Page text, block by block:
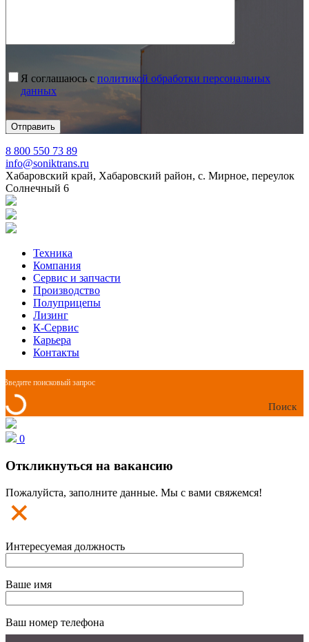
Я соглашаюсь с политикой обработки персональных
данных
8 800 550 73 89
info@soniktrans.ru
Хабаровский край, Хабаровский район, с. Мирное, переулок
Солнечный 6
Техника
Компания
Сервис и запчасти
Производство
Полуприцепы
Лизинг
К-Сервис
Карьера
Контакты
Поиск
0
Откликнуться на вакансию
Пожалуйста, заполните данные. Мы с вами свяжемся!
Интересуемая должность
Ваше имя
Ваш номер телефона